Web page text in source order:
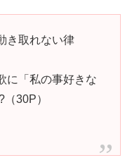
き取れない律
に「私の事好きな
30P）